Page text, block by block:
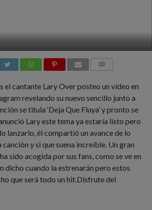
el cantante Lary Over posteo un vídeo en
revelando su nuevo sencillo junto a
se titula ‘Deja Que Fluya’ y pronto se
Lary este tema ya estaría listo pero
lanzarlo, él compartió un avance de lo
canción y si que suena increíble. Un gran
sido acogida por sus fans, como se ve en
dicho cuando la estrenarán pero estos
que será todo un hit.Disfrute del